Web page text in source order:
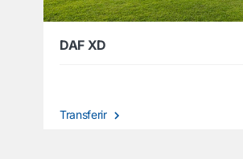
DAF XD
Transferir